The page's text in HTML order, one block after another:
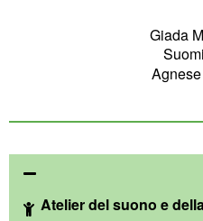
Giada
Atelier del suono e